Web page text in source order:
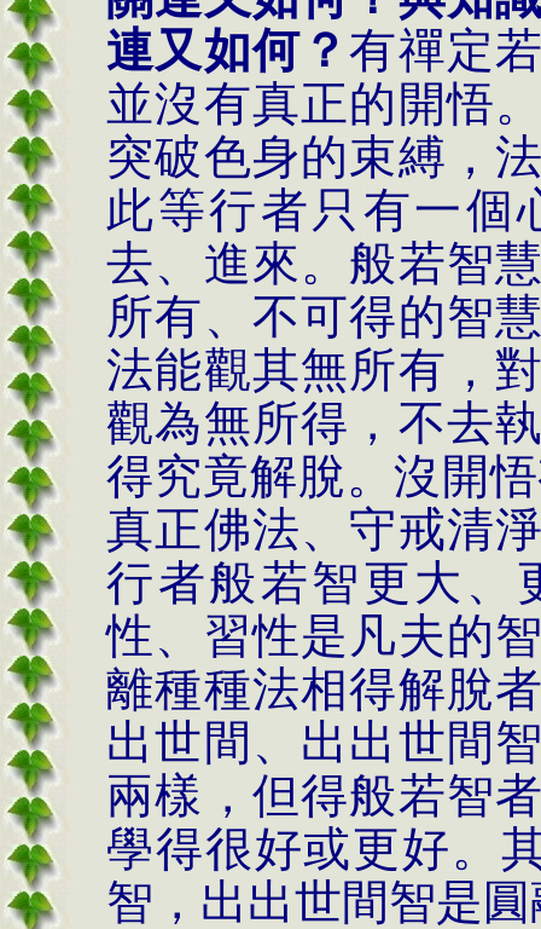
連又如何？有禪定
並沒有真正的開悟
突破色身的束縛，
此等行者只有一個
去、進來。般若智
所有、不可得的智
法能觀其無所有，
觀為無所得，不去
得究竟解脫。沒開
真正佛法、守戒清
行者般若智更大、
性、習性是凡夫的
離種種法相得解脫
出世間、出出世間
兩樣，但得般若智
學得很好或更好。
智，出出世間智是